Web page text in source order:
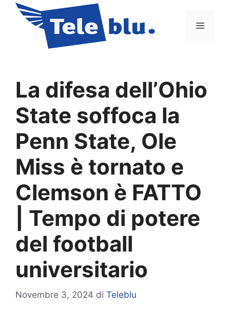
contenuto
Menu
La difesa dell’Ohio
State soffoca la
Penn State, Ole
Miss è tornato e
Clemson è FATTO
| Tempo di potere
del football
universitario
Novembre 3, 2024 di Teleblu